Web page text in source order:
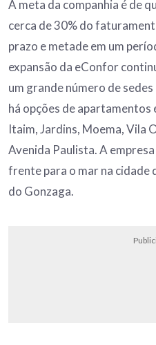
A meta da companhia é de
cerca de 30% do
prazo e metade em um
expansão da eConfor
um grande número de
há opções de
Itaim, Jardins, Moema, Vila
Avenida Paulista. A
frente para o mar na cidade
do Gonzaga.